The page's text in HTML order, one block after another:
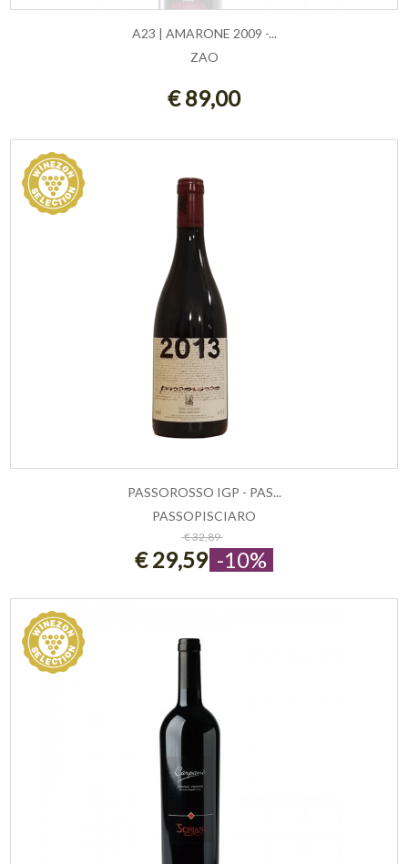
AGGIUNGI AL CARRELLO
A23 | AMARONE 2009 -...
ZAO
€ 89,00
ESAURITO
PASSOROSSO IGP - PAS...
PASSOPISCIARO
€ 32,89
€ 29,59 -10%